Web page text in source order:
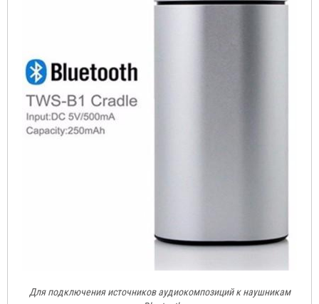
Для подключения источников аудиокомпозиций к наушникам